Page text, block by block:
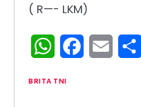
( R—- LKM)
WhatsAppFacebook
Email
BRITA TNI